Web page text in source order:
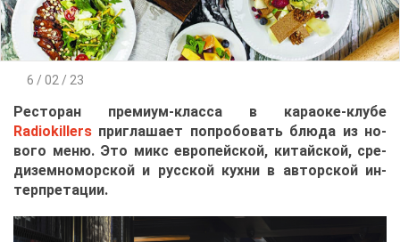
6 / 02 / 23
Ре­сто­ран пре­ми­ум-клас­са в ка­ра­оке-клу­бе
Radiokillers при­гла­ша­ет по­про­бо­вать блю­да из но­
во­го ме­ню. Это микс ев­ро­пей­ской, ки­тай­ской, сре­
ди­зем­но­мор­ской и рус­ской кух­ни в ав­тор­ской ин­
тер­пре­та­ции.